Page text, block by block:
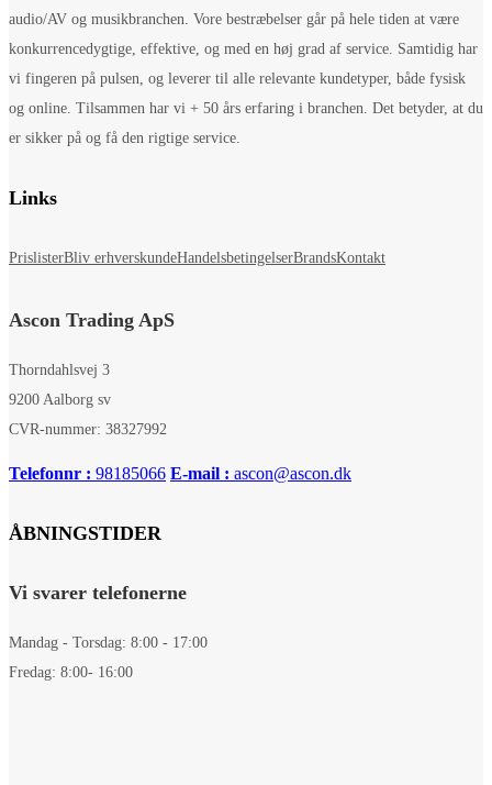
audio/AV og musikbranchen. Vore bestræbelser går på hele tiden at være
konkurrencedygtige, effektive, og med en høj grad af service. Samtidig har
vi fingeren på pulsen, og leverer til alle relevante kundetyper, både fysisk
og online. Tilsammen har vi + 50 års erfaring i branchen. Det betyder, at du
er sikker på og få den rigtige service.
Links
PrislisterBliv erhverskundeHandelsbetingelserBrandsKontakt
Ascon Trading ApS
Thorndahlsvej 3
9200 Aalborg sv
CVR-nummer: 38327992
Telefonnr : 98185066 E-mail : ascon@ascon.dk
ÅBNINGSTIDER
Vi svarer telefonerne
Mandag - Torsdag: 8:00 - 17:00
Fredag: 8:00- 16:00